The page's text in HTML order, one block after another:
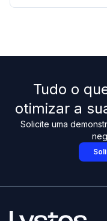
Tudo o
otimizar a
Solicite uma